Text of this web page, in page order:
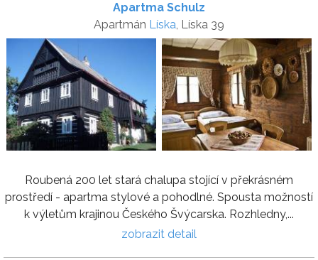
Apartma Schulz
Apartmán Líska, Líska 39
Roubená 200 let stará chalupa stojící v překrásném
prostředí - apartma stylové a pohodlné. Spousta možností
k výletům krajinou Českého Švýcarska. Rozhledny,...
zobrazit detail